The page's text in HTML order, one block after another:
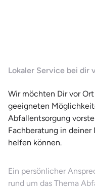
Lokaler Service bei dir
Wir möchten Dir vor
geeigneten
Abfallentsorgung
Fachberatung in deiner
helfen können.
Ein persönlicher
rund um das Thema